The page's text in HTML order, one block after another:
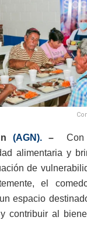
(AGN). –
alimentaria y
de
el
espacio
contribuir al